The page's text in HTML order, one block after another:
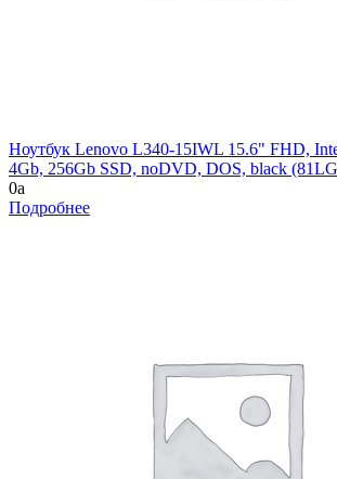
Ноутбук Lenovo L340-15IWL 15.6" FHD,
4Gb, 256Gb SSD, noDVD, DOS, black
0a
Подробнее